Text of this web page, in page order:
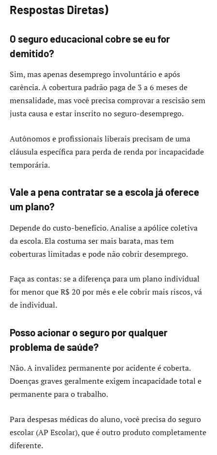
Respostas Diretas)
O seguro educacional cobre se eu for
demitido?
Sim, mas apenas desemprego involuntário e após
carência. A cobertura padrão paga de 3 a 6 meses de
mensalidade, mas você precisa comprovar a rescisão sem
justa causa e estar inscrito no seguro-desemprego.
Autônomos e profissionais liberais precisam de uma
cláusula específica para perda de renda por incapacidade
temporária.
Vale a pena contratar se a escola já oferece
um plano?
Depende do custo-benefício. Analise a apólice coletiva
da escola. Ela costuma ser mais barata, mas tem
coberturas limitadas e pode não cobrir desemprego.
Faça as contas: se a diferença para um plano individual
for menor que R$ 20 por mês e ele cobrir mais riscos, vá
de individual.
Posso acionar o seguro por qualquer
problema de saúde?
Não. A invalidez permanente por acidente é coberta.
Doenças graves geralmente exigem incapacidade total e
permanente para o trabalho.
Para despesas médicas do aluno, você precisa do seguro
escolar (AP Escolar), que é outro produto completamente
diferente.